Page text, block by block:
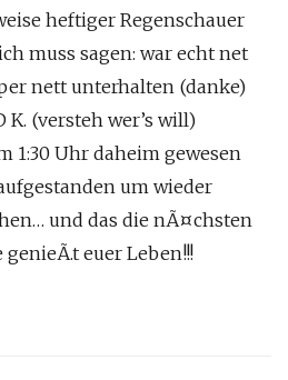
heftiger Regenschauer
muss sagen: war echt net
nett unterhalten (danke)
K. (versteh wer’s will)
1:30 Uhr daheim gewesen
um wieder
und das die nÃ¤chsten
euer Leben!!!